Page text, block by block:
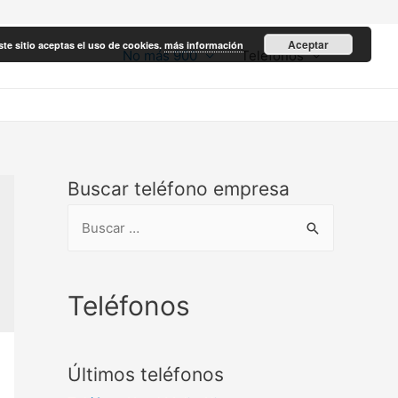
No más 900 Teléfonos
Buscar teléfono empresa
c
:
Teléfonos
Últimos teléfonos
sitio aceptas el uso de cookies. más información Aceptar